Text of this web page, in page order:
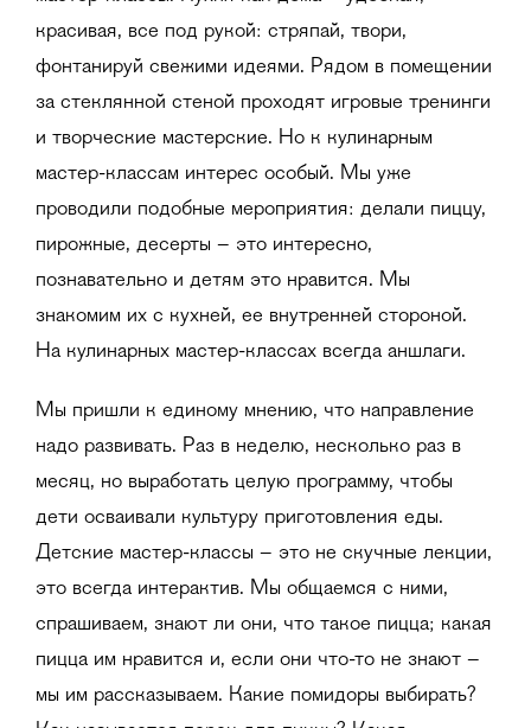
красивая, все под рукой: стряпай, твори,
фонтанируй свежими идеями. Рядом в помещении
за стеклянной стеной проходят игровые тренинги
и творческие мастерские. Но к кулинарным
мастер-классам интерес особый. Мы уже
проводили подобные мероприятия: делали пиццу,
пирожные, десерты – это интересно,
познавательно и детям это нравится. Мы
знакомим их с кухней, ее внутренней стороной.
На кулинарных мастер-классах всегда аншлаги.
Мы пришли к единому мнению, что направление
надо развивать. Раз в неделю, несколько раз в
месяц, но выработать целую программу, чтобы
дети осваивали культуру приготовления еды.
Детские мастер-классы – это не скучные лекции,
это всегда интерактив. Мы общаемся с ними,
спрашиваем, знают ли они, что такое пицца; какая
пицца им нравится и, если они что-то не знают –
мы им рассказываем. Какие помидоры выбирать?